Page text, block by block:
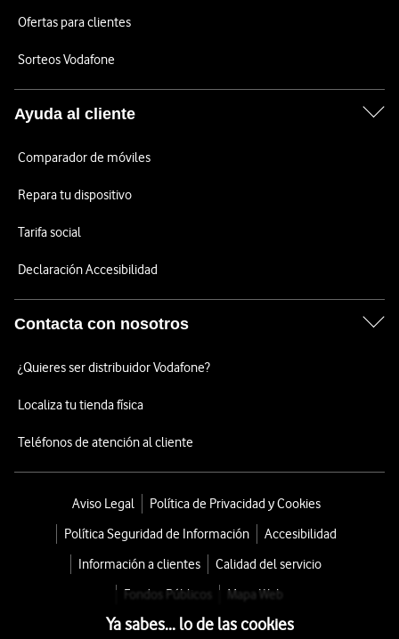
Ofertas para clientes
Sorteos Vodafone
Ayuda al cliente
Comparador de móviles
Repara tu dispositivo
Tarifa social
Declaración Accesibilidad
Contacta con nosotros
¿Quieres ser distribuidor Vodafone?
Localiza tu tienda física
Teléfonos de atención al cliente
Aviso Legal
Política de Privacidad y Cookies
Política Seguridad de Información
Accesibilidad
Información a clientes
Calidad del servicio
Fondos Públicos
Mapa Web
Ya sabes... lo de las cookies